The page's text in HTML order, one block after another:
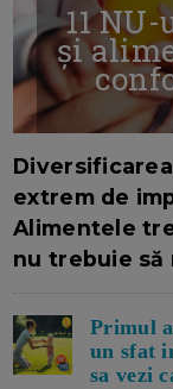
11
și
extrem de
Alimentele
nu trebuie să
Primul
un sfat
sa vezi